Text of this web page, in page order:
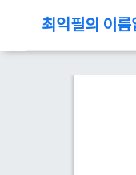
최익필의 이